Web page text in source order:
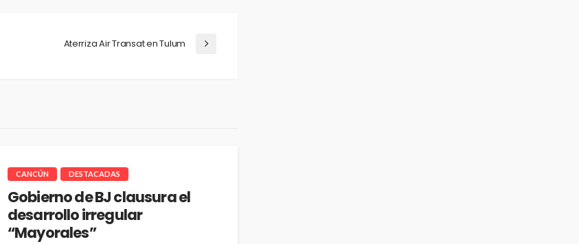
Aterriza Air Transat en Tulum
CANCÚN DESTACADAS
Gobierno de BJ clausura el
desarrollo irregular
“Mayorales”